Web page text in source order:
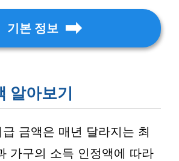
기본 정보
알아보기
금액은 매년 달라지는 최
가구의 소득 인정액에 따라